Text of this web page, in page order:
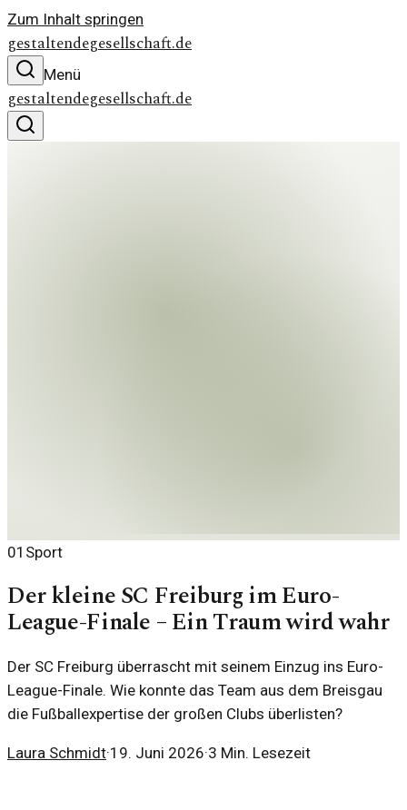
Zum Inhalt springen
gestaltendegesellschaft.de
Menü
gestaltendegesellschaft.de
01 Sport
Der kleine SC Freiburg im Euro-
League-Finale – Ein Traum wird wahr
Der SC Freiburg überrascht mit seinem Einzug ins Euro-
League-Finale. Wie konnte das Team aus dem Breisgau
die Fußballexpertise der großen Clubs überlisten?
Laura Schmidt·19. Juni 2026·3 Min. Lesezeit